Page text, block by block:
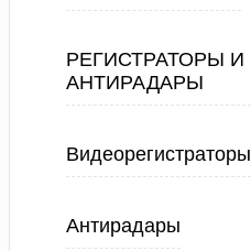
РЕГИСТРАТОРЫ И
АНТИРАДАРЫ
Видеорегистраторы
Антирадары